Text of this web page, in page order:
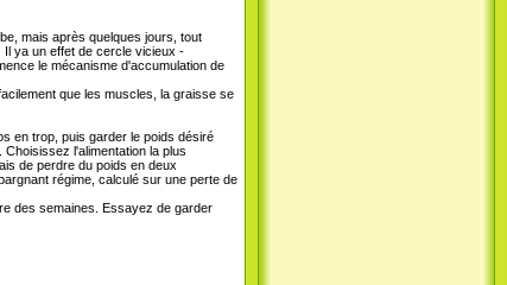
mais après quelques jours, tout
ya un effet de cercle vicieux -
le mécanisme d'accumulation de
que les muscles, la graisse se
en trop, puis garder le poids désiré
l'alimentation la plus
de perdre du poids en deux
régime, calculé sur une perte de
des semaines. Essayez de garder